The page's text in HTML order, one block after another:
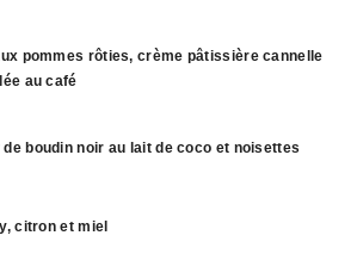
pommes rôties, crème pâtissière cannelle
au café
de boudin noir au lait de coco et noisettes
citron et miel